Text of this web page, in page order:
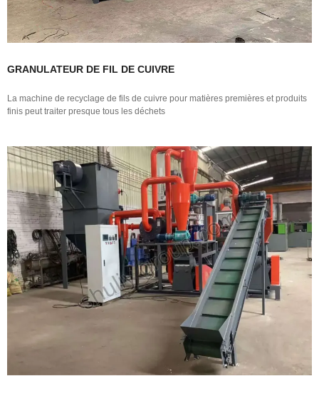
GRANULATEUR DE FIL DE CUIVRE
La machine de recyclage de fils de cuivre pour matières premières et produits
finis peut traiter presque tous les déchets